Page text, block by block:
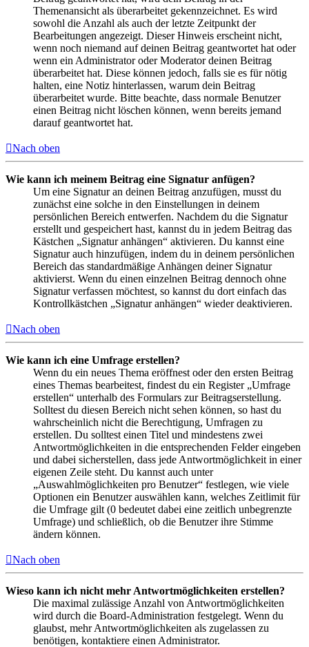
Themenansicht als überarbeitet gekennzeichnet. Es wird
sowohl die Anzahl als auch der letzte Zeitpunkt der
Bearbeitungen angezeigt. Dieser Hinweis erscheint nicht,
wenn noch niemand auf deinen Beitrag geantwortet hat oder
wenn ein Administrator oder Moderator deinen Beitrag
überarbeitet hat. Diese können jedoch, falls sie es für nötig
halten, eine Notiz hinterlassen, warum dein Beitrag
überarbeitet wurde. Bitte beachte, dass normale Benutzer
einen Beitrag nicht löschen können, wenn bereits jemand
darauf geantwortet hat.
Nach oben
Wie kann ich meinem Beitrag eine Signatur anfügen?
Um eine Signatur an deinen Beitrag anzufügen, musst du
zunächst eine solche in den Einstellungen in deinem
persönlichen Bereich entwerfen. Nachdem du die Signatur
erstellt und gespeichert hast, kannst du in jedem Beitrag das
Kästchen „Signatur anhängen“ aktivieren. Du kannst eine
Signatur auch hinzufügen, indem du in deinem persönlichen
Bereich das standardmäßige Anhängen deiner Signatur
aktivierst. Wenn du einen einzelnen Beitrag dennoch ohne
Signatur verfassen möchtest, so kannst du dort einfach das
Kontrollkästchen „Signatur anhängen“ wieder deaktivieren.
Nach oben
Wie kann ich eine Umfrage erstellen?
Wenn du ein neues Thema eröffnest oder den ersten Beitrag
eines Themas bearbeitest, findest du ein Register „Umfrage
erstellen“ unterhalb des Formulars zur Beitragserstellung.
Solltest du diesen Bereich nicht sehen können, so hast du
wahrscheinlich nicht die Berechtigung, Umfragen zu
erstellen. Du solltest einen Titel und mindestens zwei
Antwortmöglichkeiten in die entsprechenden Felder eingeben
und dabei sicherstellen, dass jede Antwortmöglichkeit in einer
eigenen Zeile steht. Du kannst auch unter
„Auswahlmöglichkeiten pro Benutzer“ festlegen, wie viele
Optionen ein Benutzer auswählen kann, welches Zeitlimit für
die Umfrage gilt (0 bedeutet dabei eine zeitlich unbegrenzte
Umfrage) und schließlich, ob die Benutzer ihre Stimme
ändern können.
Nach oben
Wieso kann ich nicht mehr Antwortmöglichkeiten erstellen?
Die maximal zulässige Anzahl von Antwortmöglichkeiten
wird durch die Board-Administration festgelegt. Wenn du
glaubst, mehr Antwortmöglichkeiten als zugelassen zu
benötigen, kontaktiere einen Administrator.